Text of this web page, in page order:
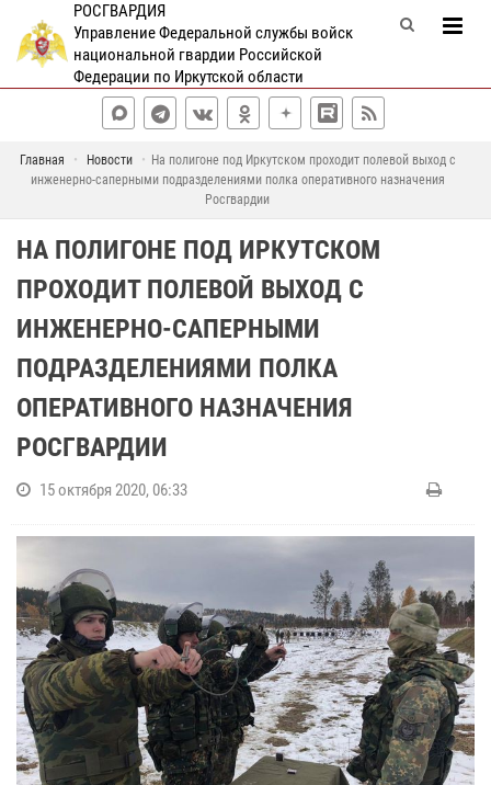
РОСГВАРДИЯ
Управление Федеральной службы войск
национальной гвардии Российской
Федерации по Иркутской области
Главная Новости
На полигоне под Иркутском проходит полевой выход с
инженерно-саперными подразделениями полка оперативного назначения
Росгвардии
НА ПОЛИГОНЕ ПОД ИРКУТСКОМ
ПРОХОДИТ ПОЛЕВОЙ ВЫХОД С
ИНЖЕНЕРНО-САПЕРНЫМИ
ПОДРАЗДЕЛЕНИЯМИ ПОЛКА
ОПЕРАТИВНОГО НАЗНАЧЕНИЯ
РОСГВАРДИИ
15 октября 2020, 06:33